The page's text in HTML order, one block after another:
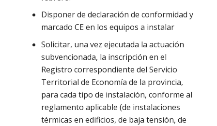
Disponer de declaración de conformidad y
marcado CE en los equipos a instalar
Solicitar, una vez ejecutada la actuación
subvencionada, la inscripción en el
Registro correspondiente del Servicio
Territorial de Economía de la provincia,
para cada tipo de instalación, conforme al
reglamento aplicable (de instalaciones
térmicas en edificios, de baja tensión, de